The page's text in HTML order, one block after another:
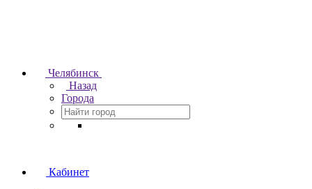
Челябинск
Назад
Города
Кабинет